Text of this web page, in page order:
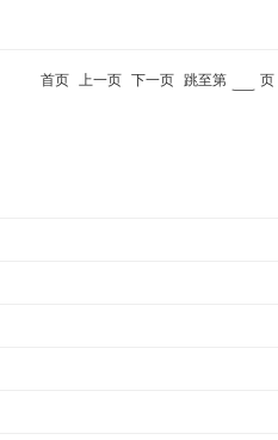
首页 上一页 下一页 跳至第 页